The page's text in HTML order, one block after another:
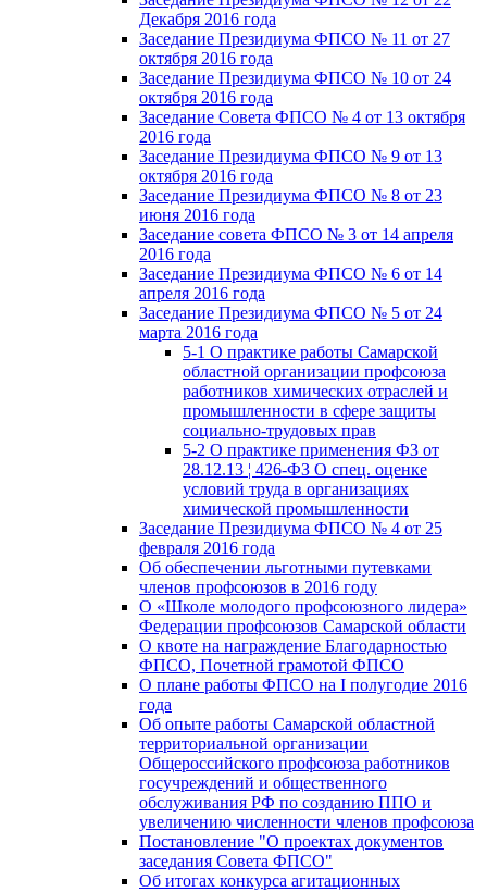
Декабря 2016 года
Заседание Президиума ФПСО № 11 от 27
октября 2016 года
Заседание Президиума ФПСО № 10 от 24
октября 2016 года
Заседание Совета ФПСО № 4 от 13 октября
2016 года
Заседание Президиума ФПСО № 9 от 13
октября 2016 года
Заседание Президиума ФПСО № 8 от 23
июня 2016 года
Заседание совета ФПСО № 3 от 14 апреля
2016 года
Заседание Президиума ФПСО № 6 от 14
апреля 2016 года
Заседание Президиума ФПСО № 5 от 24
марта 2016 года
5-1 О практике работы Самарской
областной организации профсоюза
работников химических отраслей и
промышленности в сфере защиты
социально-трудовых прав
5-2 О практике применения ФЗ от
28.12.13 ¦ 426-ФЗ О спец. оценке
условий труда в организациях
химической промышленности
Заседание Президиума ФПСО № 4 от 25
февраля 2016 года
Об обеспечении льготными путевками
членов профсоюзов в 2016 году
О «Школе молодого профсоюзного лидера»
Федерации профсоюзов Самарской области
О квоте на награждение Благодарностью
ФПСО, Почетной грамотой ФПСО
О плане работы ФПСО на I полугодие 2016
года
Об опыте работы Самарской областной
территориальной организации
Общероссийского профсоюза работников
госучреждений и общественного
обслуживания РФ по созданию ППО и
увеличению численности членов профсоюза
Постановление "О проектах документов
заседания Совета ФПСО"
Об итогах конкурса агитационных